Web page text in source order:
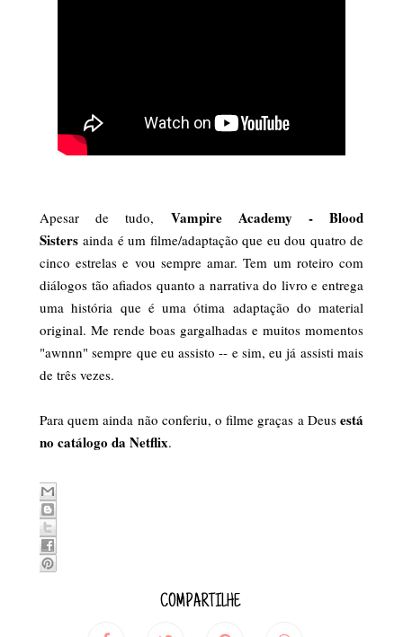
Apesar de tudo, Vampire Academy - Blood
Sisters ainda é um filme/adaptação que eu dou quatro de
cinco estrelas e vou sempre amar. Tem um roteiro com
diálogos tão afiados quanto a narrativa do livro e entrega
uma história que é uma ótima adaptação do material
original. Me rende boas gargalhadas e muitos momentos
"awnnn" sempre que eu assisto -- e sim, eu já assisti mais
de três vezes.
Para quem ainda não conferiu, o filme graças a Deus está
no catálogo da Netflix.
COMPARTILHE